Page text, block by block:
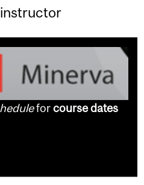
forcourse dates